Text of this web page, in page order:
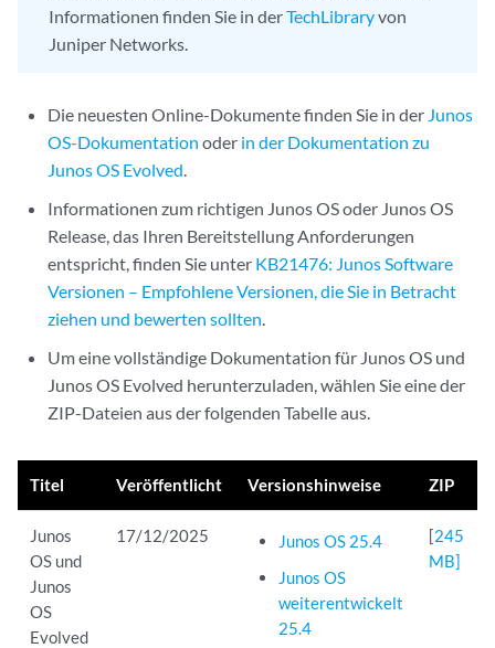
Informationen finden Sie in derTechLibraryvon
Juniper Networks.
Die neuesten Online-Dokumente finden Sie in der Junos
OS-Dokumentation oder in der Dokumentation zu
Junos OS Evolved.
Informationen zum richtigen Junos OS oder Junos OS
Release, das Ihren Bereitstellung Anforderungen
entspricht, finden Sie unter KB21476: Junos Software
Versionen – Empfohlene Versionen, die Sie in Betracht
ziehen und bewerten sollten.
Um eine vollständige Dokumentation für Junos OS und
Junos OS Evolved herunterzuladen, wählen Sie eine der
ZIP-Dateien aus der folgenden Tabelle aus.
Titel Veröffentlicht Versionshinweise ZIP
Junos
OS und
Junos
OS
Evolved
17/12/2025
Junos OS 25.4
Junos OS
weiterentwickelt
25.4
[245
MB]